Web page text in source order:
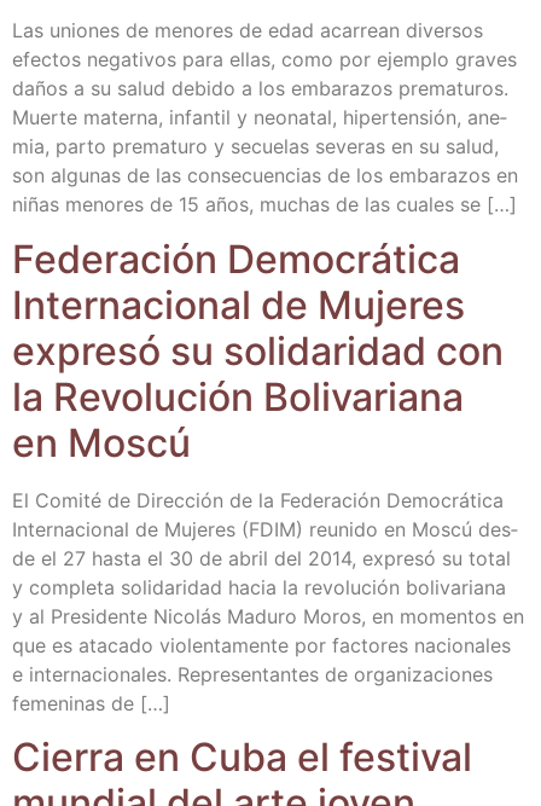
Las unio­nes de meno­res de edad aca­rrean diver­sos
efec­tos nega­ti­vos para ellas, como por ejem­plo gra­ves
daños a su salud debi­do a los emba­ra­zos pre­ma­tu­ros.
Muer­te mater­na, infan­til y neo­na­tal, hiper­ten­sión, ane­
mia, par­to pre­ma­tu­ro y secue­las seve­ras en su salud,
son algu­nas de las con­se­cuen­cias de los emba­ra­zos en
niñas meno­res de 15 años, muchas de las cua­les se […]
Fede­ra­ción Demo­crá­ti­ca
Inter­na­cio­nal de Muje­res
expre­só su soli­da­ri­dad con
la Revo­lu­ción Boli­va­ria­na
en Moscú
El Comi­té de Direc­ción de la Fede­ra­ción Demo­crá­ti­ca
Inter­na­cio­nal de Muje­res (FDIM) reu­ni­do en Mos­cú des­
de el 27 has­ta el 30 de abril del 2014, expre­só su total
y com­ple­ta soli­da­ri­dad hacia la revo­lu­ción boli­va­ria­na
y al Pre­si­den­te Nico­lás Madu­ro Moros, en momen­tos en
que es ata­ca­do vio­len­ta­men­te por fac­to­res nacio­na­les
e inter­na­cio­na­les. Repre­sen­tan­tes de orga­ni­za­cio­nes
feme­ni­nas de […]
Cie­rra en Cuba el fes­ti­val